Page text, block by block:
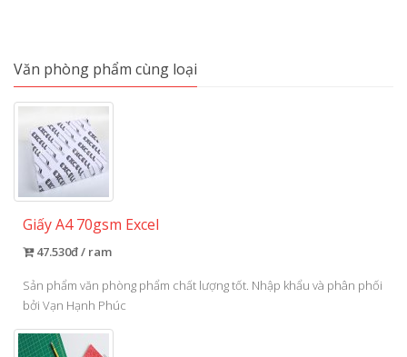
Văn phòng phẩm cùng loại
Giấy A4 70gsm Excel
47.530đ / ram
Sản phẩm văn phòng phẩm chất lượng tốt. Nhập khẩu và phân phối
bởi Vạn Hạnh Phúc